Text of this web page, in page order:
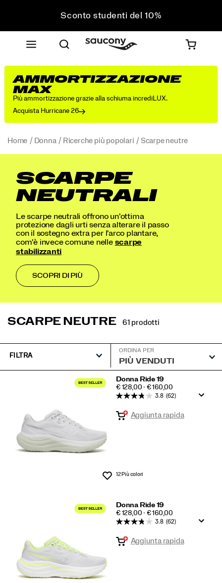
Sconto studenti del 10%
acquisto
Spedizione gratuita sugli ordini superiori a 75 €
Resi gratuiti su tutti gli ordini
Sconto studenti del 10%
AMMORTIZZAZIONE
MAX
Più ammortizzazione grazie alla schiuma incrediLUX.
Acquista Hurricane 26
Home Donna Ricerche più popolari Scarpe neutre
SCARPE
NEUTRALI
Le scarpe neutrali offrono un'ottima
protezione dagli urti senza alterare il passo
con il sostegno extra per l'arco plantare,
com'è invece comune nelle scarpe
stabilizzanti
SCOPRI DI PIÙ
SCARPE NEUTRE 61 prodotti
FILTRA
ORDINA PER
primo
piano
Donna Ride 19
PRICE
€ 128,00 - € 160,00
Lista dei desideri
3.8 (62)
Aggiunta rapida
12 Più colori
Donna Ride 19
PRICE
€ 128,00 - € 160,00
3.8 (62)
Aggiunta rapida